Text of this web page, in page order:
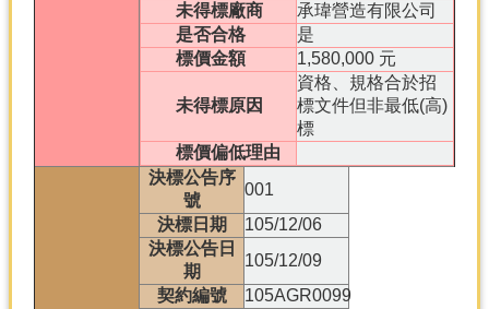
未得標廠商
承瑋營造有限公司
是否合格
是
標價金額
1,580,000 元
未得標原因
資格、規格合於招
標文件但非最低(高)
標
標價偏低理由
決標公告序
號
001
決標日期
105/12/06
決標公告日
期
105/12/09
契約編號
105AGR0099